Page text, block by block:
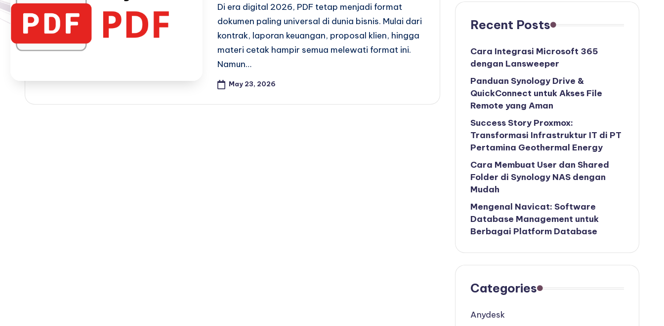
Di era digital 2026, PDF tetap menjadi format
dokumen paling universal di dunia bisnis. Mulai dari
kontrak, laporan keuangan, proposal klien, hingga
materi cetak hampir semua melewati format ini.
Namun…
May 23, 2026
Recent Posts
Cara Integrasi Microsoft 365
dengan Lansweeper
Panduan Synology Drive &
QuickConnect untuk Akses File
Remote yang Aman
Success Story Proxmox:
Transformasi Infrastruktur IT di PT
Pertamina Geothermal Energy
Cara Membuat User dan Shared
Folder di Synology NAS dengan
Mudah
Mengenal Navicat: Software
Database Management untuk
Berbagai Platform Database
Categories
Anydesk